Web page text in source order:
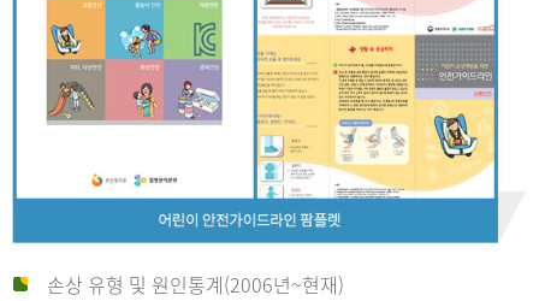
손상 유형 및 원인통계(2006년~현재)